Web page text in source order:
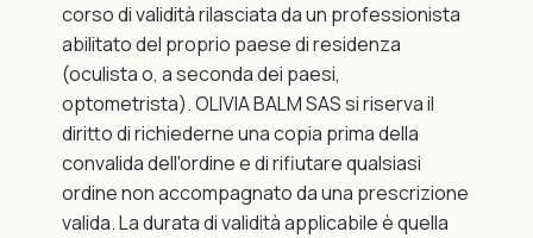
corso di validità rilasciata da un professionista
abilitato del proprio paese di residenza
(oculista o, a seconda dei paesi,
optometrista). OLIVIA BALM SAS si riserva il
diritto di richiederne una copia prima della
convalida dell'ordine e di rifiutare qualsiasi
ordine non accompagnato da una prescrizione
valida. La durata di validità applicabile è quella